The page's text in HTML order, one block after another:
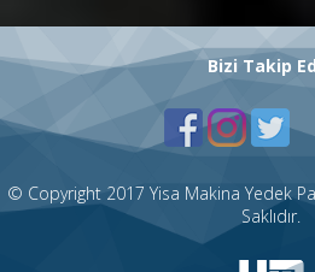
Bizi Takip
© Copyright 2017 Yisa Makina Yedek
Saklıdır.